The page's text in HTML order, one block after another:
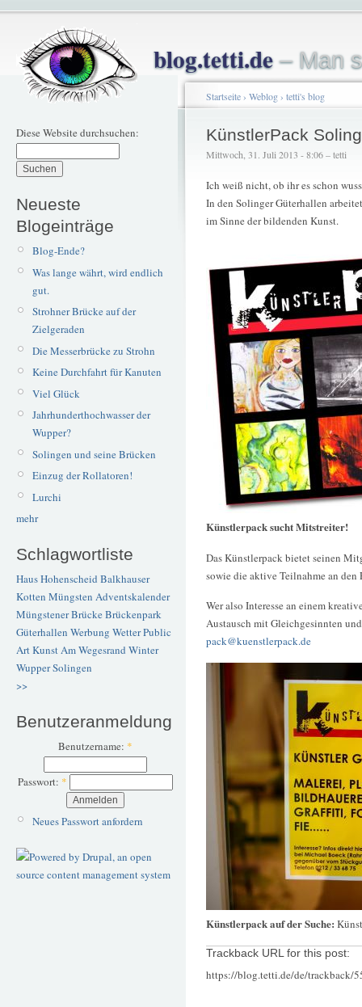
blog.tetti.de– Man
Diese Website durchsuchen:
Neueste
Blogeinträge
Blog-Ende?
Was lange währt, wird endlich
gut.
Strohner Brücke auf der
Zielgeraden
Die Messerbrücke zu Strohn
Keine Durchfahrt für Kanuten
Viel Glück
Jahrhunderthochwasser der
Wupper?
Solingen und seine Brücken
Einzug der Rollatoren!
Lurchi
mehr
Schlagwortliste
Haus Hohenscheid Balkhauser
Kotten Müngsten Adventskalender
Müngstener BrückeBrückenpark
Güterhallen Werbung WetterPublic
ArtKunstAm Wegesrand Winter
WupperSolingen
>>
Benutzeranmeldung
Benutzername: *
Passwort: *
Neues Passwort anfordern
Startseite› Weblog› tetti's blog
KünstlerPack
Mittwoch, 31. Juli 2013 - 8:06 – tetti
Ich weiß nicht, ob ihr es schon
In den Solinger Güterhallen
im Sinne der bildenden Kunst.
Künstlerpack sucht Mitstreiter!
Das Künstlerpack bietet seinen
sowie die aktive Teilnahme an den
Wer also Interesse an einem
Austausch mit Gleichgesinnten
pack@kuenstlerpack.de
Künstlerpack auf der Suche:
Trackback URL for this post:
https://blog.tetti.de/de/trackback/